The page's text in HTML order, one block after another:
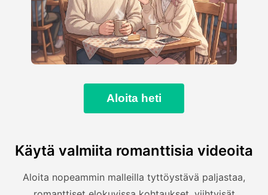
Aloita heti
Käytä valmiita romanttisia videoita
Aloita nopeammin malleilla tyttöystävä paljastaa,